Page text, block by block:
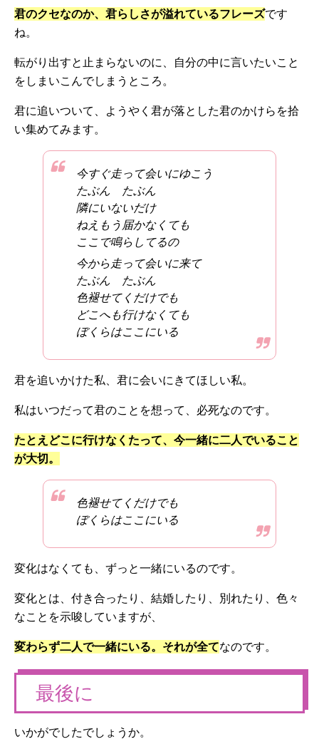
君のクセなのか、君らしさが溢れているフレーズです
ね。
転がり出すと止まらないのに、自分の中に言いたいこと
をしまいこんでしまうところ。
君に追いついて、ようやく君が落とした君のかけらを拾
い集めてみます。
今すぐ走って会いにゆこう
たぶん たぶん
隣にいないだけ
ねえもう届かなくても
ここで鳴らしてるの
今から走って会いに来て
たぶん たぶん
色褪せてくだけでも
どこへも行けなくても
ぼくらはここにいる
君を追いかけた私、君に会いにきてほしい私。
私はいつだって君のことを想って、必死なのです。
たとえどこに行けなくたって、今一緒に二人でいること
が大切。
色褪せてくだけでも
ぼくらはここにいる
変化はなくても、ずっと一緒にいるのです。
変化とは、付き合ったり、結婚したり、別れたり、色々
なことを示唆していますが、
変わらず二人で一緒にいる。それが全てなのです。
最後に
いかがでしたでしょうか。